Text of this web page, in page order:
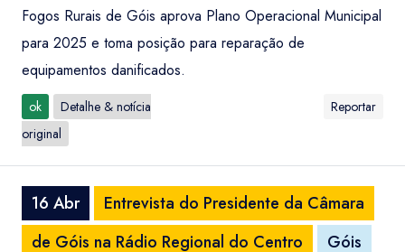
Fogos Rurais de Góis aprova Plano Operacional Municipal
para 2025 e toma posição para reparação de
equipamentos danificados.
ok
Detalhe & notícia
original
Reportar
16 Abr
Entrevista do Presidente da Câmara
de Góis na Rádio Regional do Centro
Góis